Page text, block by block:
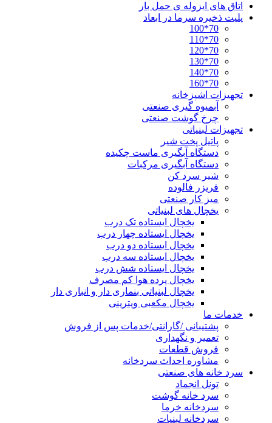
اتاق های ایزوله ی حمل بار
پلیت ذخیره سرما در ابعاد
70*100
70*110
70*120
70*130
70*140
70*160
تجهیزات اشپزخانه
آبمیوه گیری صنعتی
چرخ گوشت صنعتی
تجهیزات لبنیاتی
پاتیل پخت شیر
دستگاه آبگیری ماست چکیده
دستگاه آبگیری مرکبات
شیر سرد کن
فریزر فالوده
میز کار صنعتی
یخچال های لبنیاتی
یخچال ایستاده تک درب
یخچال ایستاده چهار درب
یخچال ایستاده دو درب
یخچال ایستاده سه درب
یخچال ایستاده شش درب
یخچال پرده هوا کم مصرف
یخچال لبنیاتی بنماری دار و انباری دار
یخچال مکعبی ویترینی
خدمات ما
پشتیبانی /گارانتی/خدمات پس از فروش
تعمیر و نگهداری
فروش قطعات
مشاوره احداث سردخانه
سرد خانه های صنعتی
تونل انجماد
سرد خانه گوشت
سردخانه خرما
سردخانه لبنیات